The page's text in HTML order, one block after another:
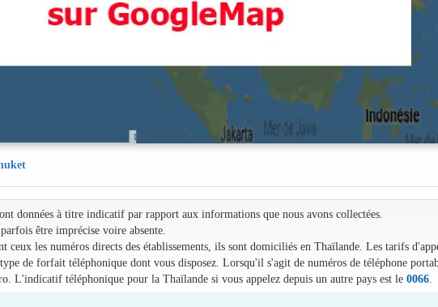
données à titre indicatif par rapport aux informations que nous avons collectées.
être imprécise voire absente.
ceux les numéros directs des établissements, ils sont domiciliés en Thaïlande. Les tarifs
de forfait téléphonique dont vous disposez. Lorsqu'il s'agit de numéros de téléphone
L'indicatif téléphonique pour la Thaïlande si vous appelez depuis un autre pays est le 0066.